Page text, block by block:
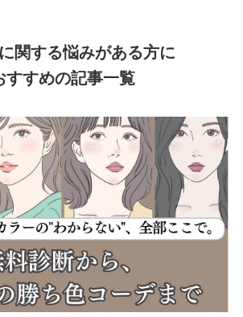
関する悩みがある方に
すすめの記事一覧